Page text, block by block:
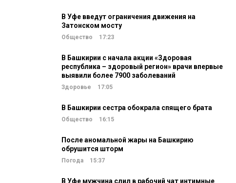
В Уфе введут ограничения движения на
Затонском мосту
Общество 17:23
В Башкирии с начала акции «Здоровая
республика – здоровый регион» врачи впервые
выявили более 7900 заболеваний
Здоровье 17:05
В Башкирии сестра обокрала спящего брата
Общество 16:15
После аномальной жары на Башкирию
обрушится шторм
Погода 15:37
В Уфе мужчина слил в рабочий чат интимные